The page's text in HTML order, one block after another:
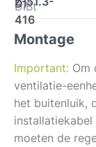
D)
DIBt
416
Montage
Important: Om
ventilatie-
het buitenluik,
moeten de